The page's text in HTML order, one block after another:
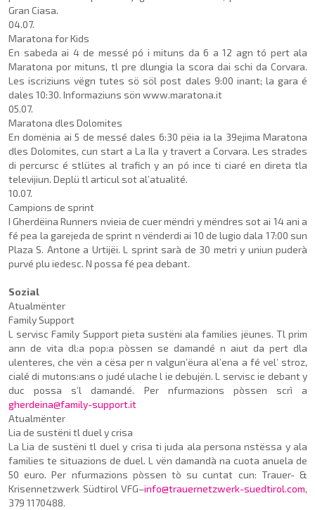
Gran Ciasa.
04.07.
Maratona for Kids
En sabeda ai 4 de messé pó i mituns da 6 a 12 agn tó pert ala
Maratona por mituns, tl pre dlungia la scora dai schi da Corvara.
Les iscriziuns vëgn tutes sö söl post dales 9:00 inant; la gara é
dales 10:30. Informaziuns sön www.maratona.it
05.07.
Maratona dles Dolomites
En domënia ai 5 de messé dales 6:30 pëia ia la 39ejima Maratona
dles Dolomites, cun start a La Ila y travert a Corvara. Les strades
di per­cursc é stlütes al trafich y an pó ince ti ciaré en direta tla
televijiun. Deplü tl articul sot al’atualité.
10.07.
Campions de sprint
I Gherdëina Runners nvieia de cuer mëndri y mëndres sot ai 14 ani a
fé pea la garejeda de sprint n vënderdi ai 10 de lugio dala 17:00 sun
Plaza S. Antone a Urtijëi. L sprint sarà de 30 metri y uniun puderà
purvé plu iedesc. N possa fé pea debant.
Sozial
Atualmënter
Family Support
L servisc Family Support pie­ta sustëni ala families jëu­nes. Tl prim
ann de vita dl:a pop:a pòssen se damandé n aiut da pert dla
ulenteres, che vën a cësa per n valgun’ëura al’ena a fé vel’ stroz,
cialé di mutons:ans o judé ulache l ie debujën. L servisc ie debant y
duc possa s’l damandé. Per nfurmazions pòssen scrì a
gherdeina@family-support.it
Atualmënter
Lia de sustëni tl duel y crisa
La Lia de sustëni tl duel y cri­sa ti juda ala persona nstëssa y ala
families te situa­zions de duel. L vën damandà na cuota anuela de
50 euro. Per nfur­mazions pòssen tò su cuntat cun: Trauer- &
Krisennetzwerk Südtirol VFG–info@trauernetzwerk-suedtirol.com,
379 1170488.